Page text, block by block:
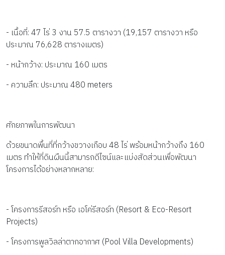
- เนื้อที่: 47 ไร่ 3 งาน 57.5 ตารางวา (19,157 ตารางวา หรือ
ประมาณ 76,628 ตารางเมตร)
- หน้ากว้าง: ประมาณ 160 เมตร
- ความลึก: ประมาณ 480 meters
ศักยภาพในการพัฒนา
ด้วยขนาดพื้นที่ที่กว้างขวางเกือบ 48 ไร่ พร้อมหน้ากว้างถึง 160
เมตร ทำให้ที่ดินผืนนี้สามารถดีไซน์และแบ่งสัดส่วนเพื่อพัฒนา
โครงการได้อย่างหลากหลาย:
- โครงการรีสอร์ท หรือ เอโค่รีสอร์ท (Resort & Eco-Resort
Projects)
- โครงการพูลวิลล่าตากอากาศ (Pool Villa Developments)